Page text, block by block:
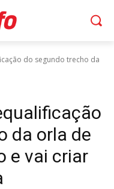
do segundo trecho da
da orla de
e vai criar